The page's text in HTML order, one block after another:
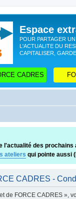
Espace
POUR PARTAGER
L'ACTUALITE DU
CAPITALISER,
CADRES
l'actualité des
ateliers qui pointe aussi
CADRES -
de FORCE CADRES »,